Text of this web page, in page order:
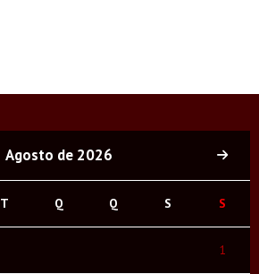
Agosto de 2026
T Q Q S S
1